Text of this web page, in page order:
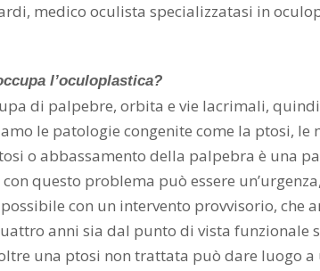
medico oculista specializzatasi in
l’oculoplastica?
di palpebre, orbita e vie lacrimali,
le patologie congenite come la ptosi,
o abbassamento della palpebra è una
questo problema può essere
con un intervento provvisorio, che
anni sia dal punto di vista
una ptosi non trattata può dare luogo a